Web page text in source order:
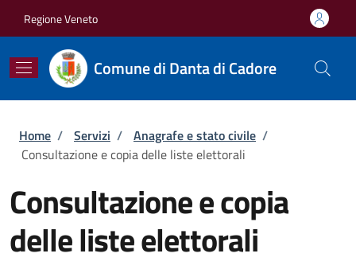
Regione Veneto
Comune di Danta di Cadore
Briciole di pane
Home / Servizi / Anagrafe e stato civile /
Consultazione e copia delle liste elettorali
Consultazione e copia
delle liste elettorali